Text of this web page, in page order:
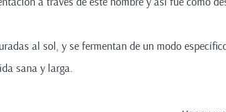
al sol, y se fermentan de un modo
sana y larga.